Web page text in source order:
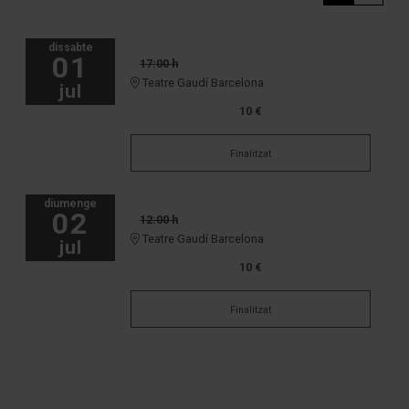
dissabte
01
jul
17:00 h
Teatre Gaudí Barcelona
10 €
Finalitzat
diumenge
02
jul
12:00 h
Teatre Gaudí Barcelona
10 €
Finalitzat